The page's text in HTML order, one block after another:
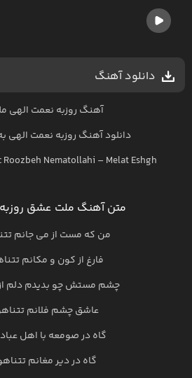
دانلود آهنگ
آهنگ روزبه نعمت الهی
دانلود آهنگ روزبه نعمت الهی
Roozbeh Nematollahi – Melat Eshgh
متن آهنگ ملت عشق
من که مست از می جانم
فارغ از کون و مکانم
چشم مستش چو بدیدم دلم
عاشق چشم فلانم
گاه در صومعه با اهل
گاه در دیر مغانم